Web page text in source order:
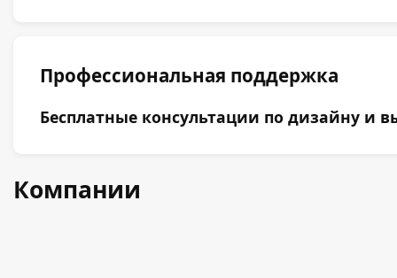
Профессиональная поддержка
Бесплатные консультации по дизайну и
Компании